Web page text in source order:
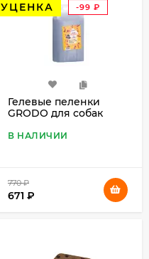
УЦЕНКА -99 ₽
Гелевые пеленки
GRODO для собак
шт. (уценка)
В НАЛИЧИИ
770₽
671 ₽